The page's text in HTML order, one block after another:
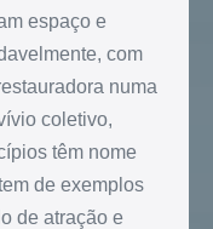
espaço e
com
numa
coletivo,
têm nome
de exemplos
de atração e